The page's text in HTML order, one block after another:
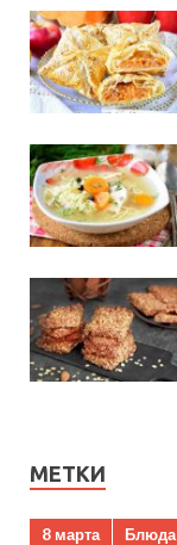
МЕТКИ
8 марта Блюда